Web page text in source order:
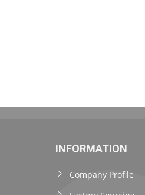
INFORMATION
Company Profile